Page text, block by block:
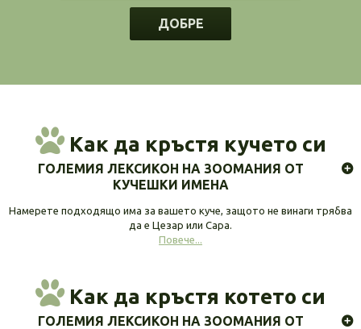
ДОБРЕ
Как да кръстя кучето си
ГОЛЕМИЯ ЛЕКСИКОН НА ЗООМАНИЯ ОТ
КУЧЕШКИ ИМЕНА
Намерете подходящо има за вашето куче, защото не винаги трябва
да е Цезар или Сара.
Повече...
Как да кръстя котето си
ГОЛЕМИЯ ЛЕКСИКОН НА ЗООМАНИЯ ОТ